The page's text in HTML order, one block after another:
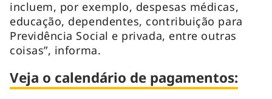
incluem, por exemplo, despesas médicas,
educação, dependentes, contribuição para
Previdência Social e privada, entre outras
coisas”, informa.
Veja o calendário de pagamentos: